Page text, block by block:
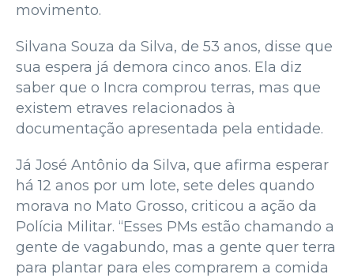
movimento.
Silvana Souza da Silva, de 53 anos, disse que
sua espera já demora cinco anos. Ela diz
saber que o Incra comprou terras, mas que
existem etraves relacionados à
documentação apresentada pela entidade.
Já José Antônio da Silva, que afirma esperar
há 12 anos por um lote, sete deles quando
morava no Mato Grosso, criticou a ação da
Polícia Militar. “Esses PMs estão chamando a
gente de vagabundo, mas a gente quer terra
para plantar para eles comprarem a comida